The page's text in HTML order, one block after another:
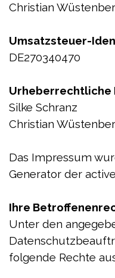
Christian
Umsatzsteuer-
DE270340470
Urheberrechtliche
Silke Schranz
Christian
Das Impressum
Generator der
Ihre
Unter den
folgende Rechte